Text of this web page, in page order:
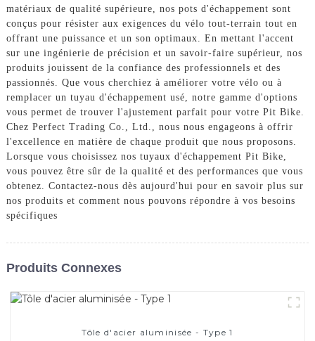
matériaux de qualité supérieure, nos pots d'échappement sont
conçus pour résister aux exigences du vélo tout-terrain tout en
offrant une puissance et un son optimaux. En mettant l'accent
sur une ingénierie de précision et un savoir-faire supérieur, nos
produits jouissent de la confiance des professionnels et des
passionnés. Que vous cherchiez à améliorer votre vélo ou à
remplacer un tuyau d'échappement usé, notre gamme d'options
vous permet de trouver l'ajustement parfait pour votre Pit Bike.
Chez Perfect Trading Co., Ltd., nous nous engageons à offrir
l'excellence en matière de chaque produit que nous proposons.
Lorsque vous choisissez nos tuyaux d'échappement Pit Bike,
vous pouvez être sûr de la qualité et des performances que vous
obtenez. Contactez-nous dès aujourd'hui pour en savoir plus sur
nos produits et comment nous pouvons répondre à vos besoins
spécifiques
Produits Connexes
Tôle d'acier aluminisée - Type 1